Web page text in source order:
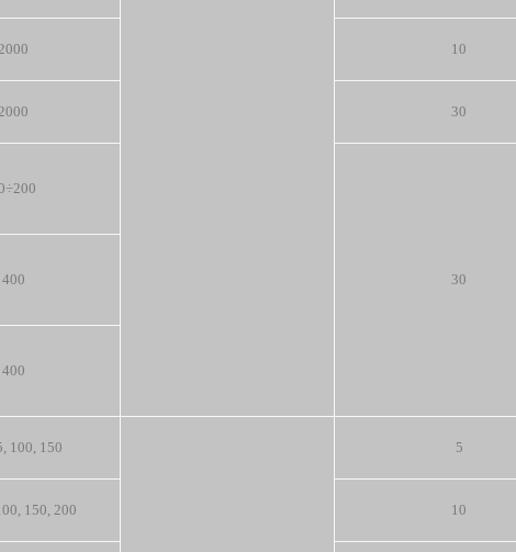
10
30
30
400
400
100, 150
5
150, 200 10